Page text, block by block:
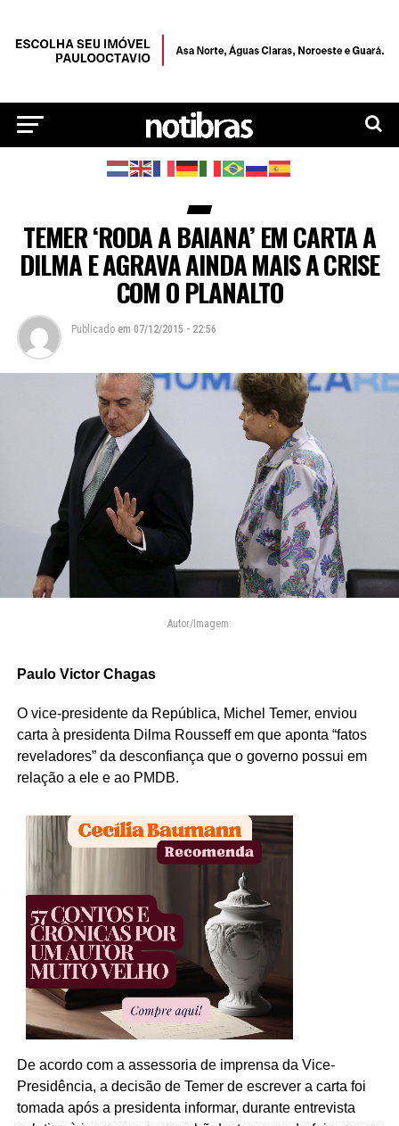
TEMER ‘RODA A BAIANA’ EM CARTA A
DILMA E AGRAVA AINDA MAIS A CRISE
COM O PLANALTO
Publicado em 07/12/2015 - 22:56
Autor/Imagem:
Paulo Victor Chagas
O vice-presidente da República, Michel Temer, enviou
carta à presidenta Dilma Rousseff em que aponta “fatos
reveladores” da desconfiança que o governo possui em
relação a ele e ao PMDB.
De acordo com a assessoria de imprensa da Vice-
Presidência, a decisão de Temer de escrever a carta foi
tomada após a presidenta informar, durante entrevista